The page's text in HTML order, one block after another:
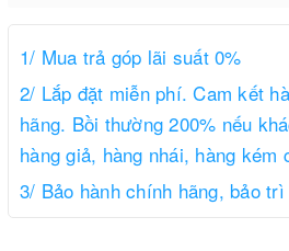
1/ Mua trả góp lãi suất 0%
2/ Lắp đặt miễn phí. Cam kết
hãng. Bồi thường 200% nếu
hàng giả, hàng nhái, hàng kém
3/ Bảo hành chính hãng, bảo